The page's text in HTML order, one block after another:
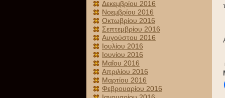
Δεκεμβρίου 2016
Νοεμβρίου 2016
Οκτωβρίου 2016
Σεπτεμβρίου 2016
Αυγούστου 2016
Ιουλίου 2016
Ιουνίου 2016
Μαΐου 2016
Απριλίου 2016
Μαρτίου 2016
Φεβρουαρίου 2016